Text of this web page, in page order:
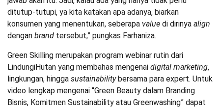
ditutup-tutupi, ya kita katakan apa adanya, biarkan
konsumen yang menentukan, seberapa value di dirinya align
dengan brand tersebut,” pungkas Farhaniza.
Green Skilling merupakan program webinar rutin dari
LindungiHutan yang membahas mengenai digital marketing,
lingkungan, hingga sustainabilitybersama para expert. Untuk
video lengkap mengenai “Green Beauty dalam Branding
Bisnis, Komitmen Sustainability atau Greenwashing” dapat